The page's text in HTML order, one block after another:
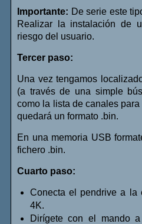
Importante: De serie este
Realizar la instalación de
riesgo del usuario.
Tercer paso:
Una vez tengamos
(a través de una simple
como la lista de canales
quedará un formato .bin.
En una memoria USB
fichero .bin.
Cuarto paso:
Conecta el pendrive a la
4K.
Dirígete con el mando